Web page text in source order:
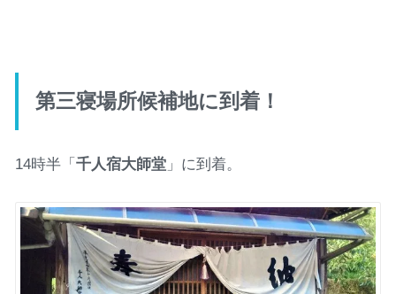
第三寝場所候補地に到着！
14時半「千人宿大師堂 」に到着。